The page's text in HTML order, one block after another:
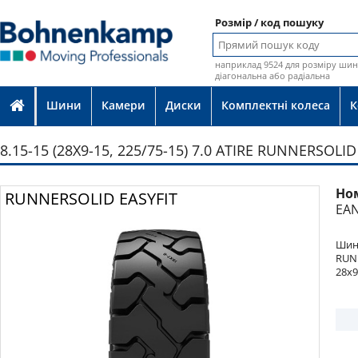
Розмір / код пошуку
наприклад 9524 для розміру
діагональна або радіальна
Шини Камери Диски Комплектні колеса
8.15-15 (28X9-15, 225/75-15) 7.0 ATIRE RUNNERSOLID
RUNNERSOLID EASYFIT